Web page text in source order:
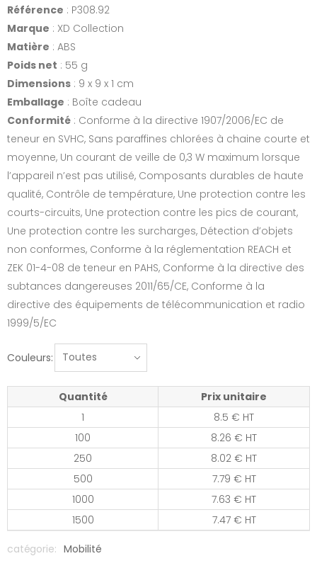
Référence : P308.92
Marque : XD Collection
Matière : ABS
Poids net : 55 g
Dimensions : 9 x 9 x 1 cm
Emballage : Boîte cadeau
Conformité : Conforme à la directive 1907/2006/EC de
teneur en SVHC, Sans paraffines chlorées à chaine courte et
moyenne, Un courant de veille de 0,3 W maximum lorsque
l’appareil n’est pas utilisé, Composants durables de haute
qualité, Contrôle de température, Une protection contre les
courts-circuits, Une protection contre les pics de courant,
Une protection contre les surcharges, Détection d’objets
non conformes, Conforme à la réglementation REACH et
ZEK 01-4-08 de teneur en PAHS, Conforme à la directive des
subtances dangereuses 2011/65/CE, Conforme à la
directive des équipements de télécommunication et radio
1999/5/EC
Couleurs:
Quantité
Prix unitaire
1
8.5 € HT
100
8.26 € HT
250
8.02 € HT
500
7.79 € HT
1000
7.63 € HT
1500
7.47 € HT
catégorie: Mobilité